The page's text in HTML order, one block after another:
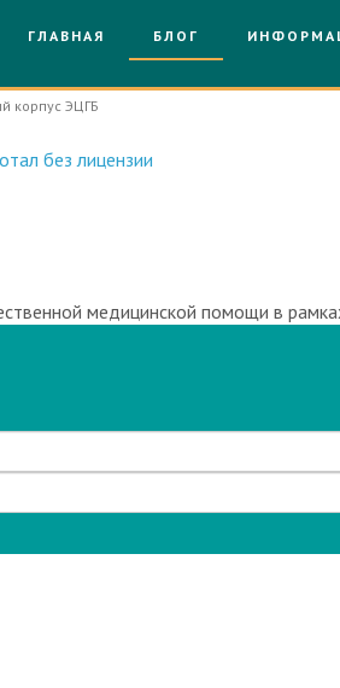
ГЛАВНАЯ БЛОГ
корпус ЭЦГБ
без лицензии
медицинской помощи в